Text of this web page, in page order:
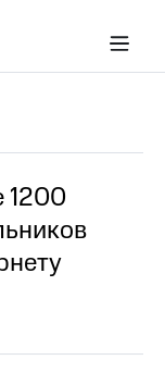
1200